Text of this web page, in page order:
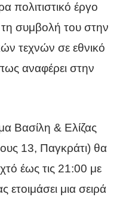
πολιτιστικό έργο
τη συμβολή του στην
τεχνών σε εθνικό
αναφέρει στην
Βασίλη & Ελίζας
13, Παγκράτι) θα
έως τις 21:00 με
ετοιμάσει μια σειρά